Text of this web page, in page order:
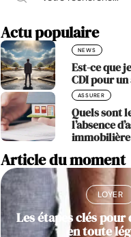
Actu populaire
NEWS
Est-ce que
CDI pour un
ASSURER
Quels sont
l’absence
immobilière
Article du moment
LOYER
Les étapes clés
en toute